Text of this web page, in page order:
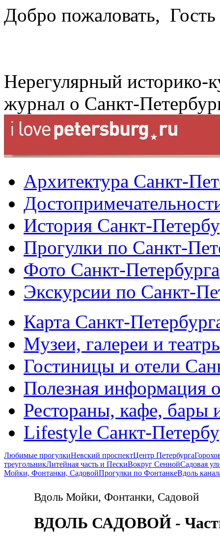
Добро пожаловать, Гость
Нерегулярный историко-
журнал о Санкт-
Архитектура Санкт-
История Санкт-
Прогулки по Санкт-
Фото Санкт-Петербурга
Экскурсии по Санкт-
Карта Санкт-
Музеи, галереи и
Гостиницы и отели
Полезная информация
Рестораны, кафе, бары
Lifestyle Санкт-
Любимые прогулкиНевский проспектЦентр Петербурга
треугольникЛитейная часть и ПескиВокруг СеннойСадовая
Мойки, Фонтанки, СадовойПрогулки по ФонтанкеВдоль
Вдоль Мойки, Фонтанки, Садовой
ВДОЛЬ САДОВОЙ -